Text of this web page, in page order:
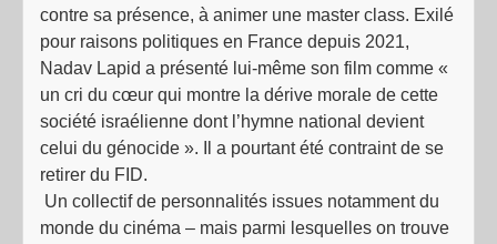
contre sa présence, à animer une master class. Exilé
pour raisons politiques en France depuis 2021,
Nadav Lapid a présenté lui-même son film comme «
un cri du cœur qui montre la dérive morale de cette
société israélienne dont l’hymne national devient
celui du génocide ». Il a pourtant été contraint de se
retirer du FID.
Un collectif de personnalités issues notamment du
monde du cinéma – mais parmi lesquelles on trouve